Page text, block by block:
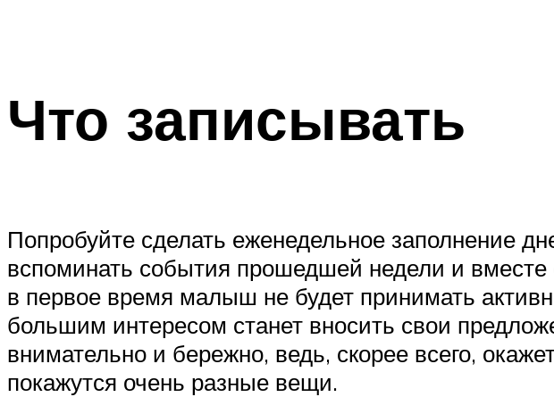
Что записывать
Попробуйте сделать еженедельное заполнение
вспоминать события прошедшей недели и
в первое время малыш не будет принимать
большим интересом станет вносить свои
внимательно и бережно, ведь, скорее всего,
покажутся очень разные вещи.